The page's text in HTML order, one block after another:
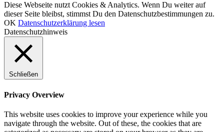
Diese Webseite nutzt Cookies & Analytics. Wenn Du weiter auf
dieser Seite bleibst, stimmst Du den Datenschutzbestimmungen zu.
OK Datenschutzerklärung lesen
Datenschutzhinweis
Schließen
Privacy Overview
This website uses cookies to improve your experience while you
navigate through the website. Out of these, the cookies that are